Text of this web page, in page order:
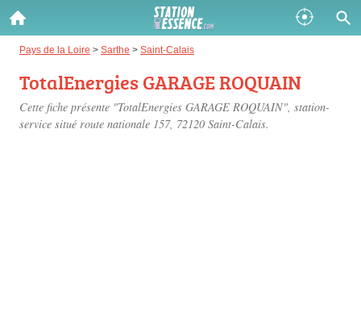
Pays de la Loire > Sarthe > Saint-Calais
TotalEnergies GARAGE ROQUAIN
Cette fiche présente "TotalEnergies GARAGE ROQUAIN", station-
service situé route nationale 157, 72120 Saint-Calais.
Gazole :
Disponible Épuisé
SP 98 :